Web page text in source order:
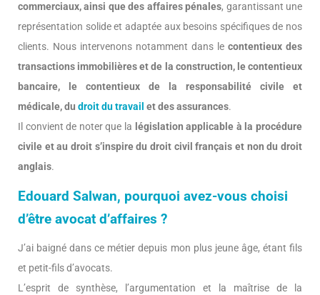
commerciaux, ainsi que des affaires pénales, garantissant une
représentation solide et adaptée aux besoins spécifiques de nos
clients. Nous intervenons notamment dans le contentieux des
transactions immobilières et de la construction, le contentieux
bancaire, le contentieux de la responsabilité civile et
médicale, du droit du travail et des assurances.
Il convient de noter que la législation applicable à la procédure
civile et au droit s’inspire du droit civil français et non du droit
anglais.
Edouard Salwan, pourquoi avez-vous choisi
d’être avocat d’affaires ?
J’ai baigné dans ce métier depuis mon plus jeune âge, étant fils
et petit-fils d’avocats.
L’esprit de synthèse, l’argumentation et la maîtrise de la